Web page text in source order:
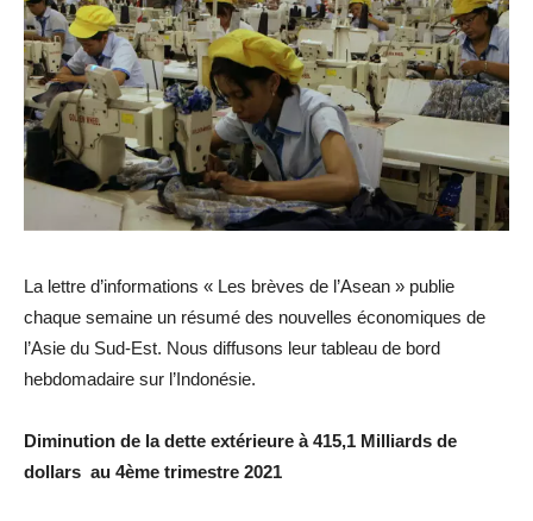
La lettre d’informations « Les brèves de l’Asean » publie
chaque semaine un résumé des nouvelles économiques de
l’Asie du Sud-Est. Nous diffusons leur tableau de bord
hebdomadaire sur l’Indonésie.
Diminution de la dette extérieure à 415,1 Milliards de
dollars au 4ème trimestre 2021